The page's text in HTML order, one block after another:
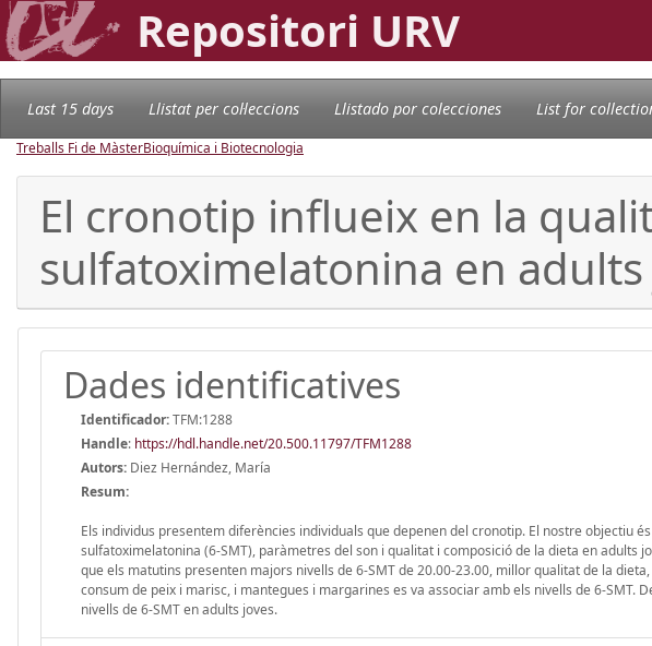
Repositori URV
Last 15 days Llistat per col·leccions Llistado por colecciones List for
Treballs Fi de MàsterBioquímica i Biotecnologia
El cronotip influeix en la
sulfatoximelatonina en
Dades identificatives
Identificador:TFM:1288
Handle: https://hdl.handle.net/20.500.11797/TFM1288
Autors: Diez Hernández, María
Resum:
Els individus presentem diferències individuals que depenen del cronotip. El nostre objectiu
sulfatoximelatonina (6-SMT), paràmetres del son i qualitat i composició de la dieta en adults
que els matutins presenten majors nivells de 6-SMT de 20.00-23.00, millor qualitat de la
consum de peix i marisc, i mantegues i margarines es va associar amb els nivells de 6-SMT.
nivells de 6-SMT en adults joves.